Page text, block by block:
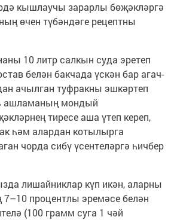
кышлаучы зарарлы бөҗәкләргә
өчен түбәндәге рецептны
10 литр салкын суда эретеп
белән бакчада үскән бар агач-
ачылган туфракны эшкәртеп
ашламаның мондый
тиресе аша үтеп кереп,
һәм алардан котылырга
чорда сибү үсентеләргә һичбер
лишайниклар күп икән, аларны
процентлы эремәсе белән
(100 грамм суга 1 чәй